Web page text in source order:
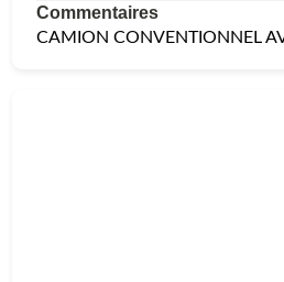
Commentaires
CAMION CONVENTIONNEL